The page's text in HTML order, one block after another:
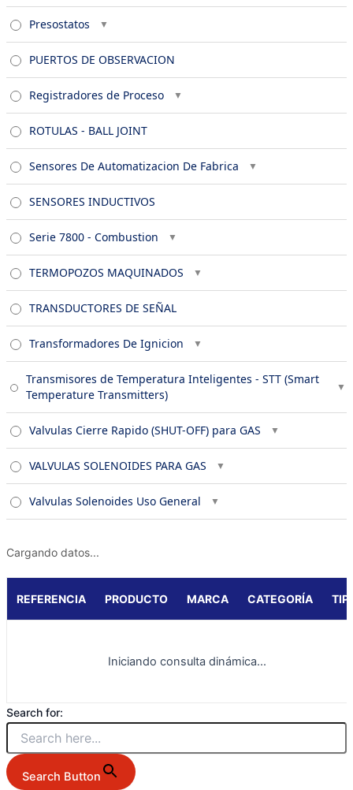
Presostatos
PUERTOS DE OBSERVACION
Registradores de Proceso
ROTULAS - BALL JOINT
Sensores De Automatizacion De Fabrica
SENSORES INDUCTIVOS
Serie 7800 - Combustion
TERMOPOZOS MAQUINADOS
TRANSDUCTORES DE SEÑAL
Transformadores De Ignicion
Transmisores de Temperatura Inteligentes - STT (Smart
Temperature Transmitters)
Valvulas Cierre Rapido (SHUT-OFF) para GAS
VALVULAS SOLENOIDES PARA GAS
Valvulas Solenoides Uso General
Cargando datos...
REFERENCIA PRODUCTO MARCA CATEGORÍA
Iniciando consulta dinámica...
Search for:
Search Button